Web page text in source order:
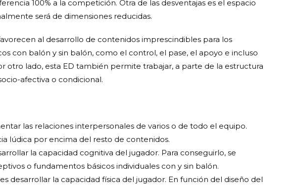
100% a la competición. Otra de las desventajas es el espacio
será de dimensiones reducidas.
al desarrollo de contenidos imprescindibles para los
con balón y sin balón, como el control, el pase, el apoyo e incluso
otro lado, esta ED también permite trabajar, a parte de la estructura
afectiva o condicional.
las relaciones interpersonales de varios o de todo el equipo.
lúdica por encima del resto de contenidos.
la capacidad cognitiva del jugador. Para conseguirlo, se
o fundamentos básicos individuales con y sin balón.
desarrollar la capacidad física del jugador. En función del diseño del